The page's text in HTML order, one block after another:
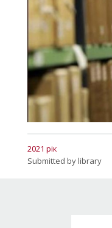
2021 рік
Submitted bylibrary